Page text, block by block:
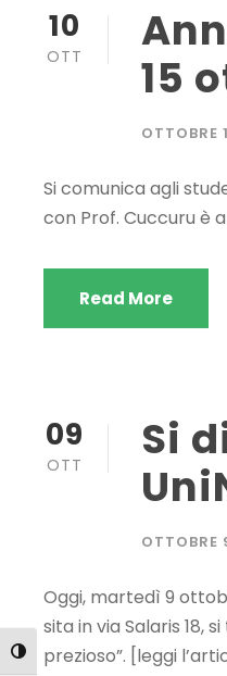
Attiva/disattiva alto
10
OTT
15
OTTOBRE
Si comunica agli
con Prof. Cuccuru è
Read More
09
OTT
Si
OTTOBRE
Oggi, martedì 9
sita in via Salaris 18,
prezioso”. [leggi